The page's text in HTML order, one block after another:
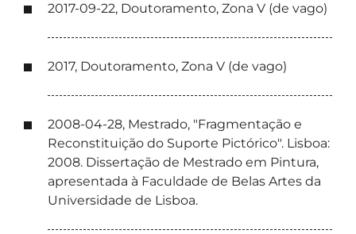
2017-09-22, Doutoramento, Zona V (de vago)
2017, Doutoramento, Zona V (de vago)
2008-04-28, Mestrado, "Fragmentação e
Reconstituição do Suporte Pictórico". Lisboa:
2008. Dissertação de Mestrado em Pintura,
apresentada à Faculdade de Belas Artes da
Universidade de Lisboa.